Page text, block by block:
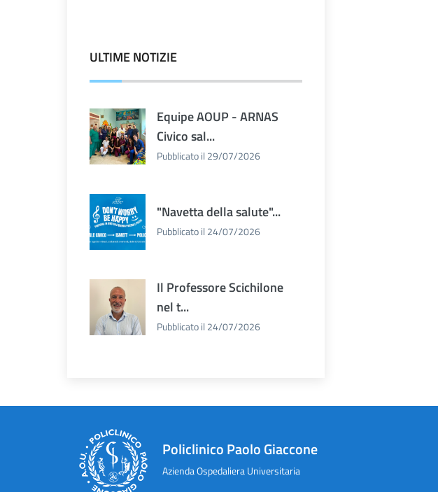
ULTIME NOTIZIE
Equipe AOUP - ARNAS
Civico sal...
Pubblicato il 29/07/2026
"Navetta della salute"...
Pubblicato il 24/07/2026
Il Professore Scichilone
nel t...
Pubblicato il 24/07/2026
Policlinico Paolo Giaccone
Azienda Ospedaliera Universitaria